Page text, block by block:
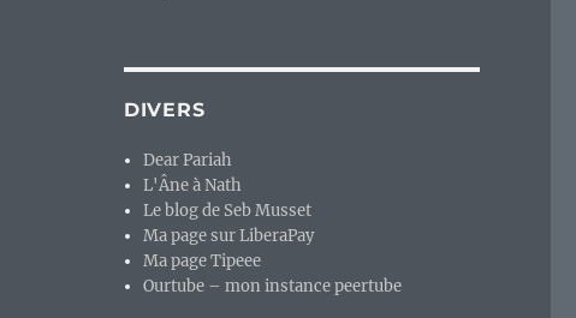
DIVERS
Dear Pariah
L'Âne à Nath
Le blog de Seb Musset
Ma page sur LiberaPay
Ma page Tipeee
Ourtube – mon instance peertube